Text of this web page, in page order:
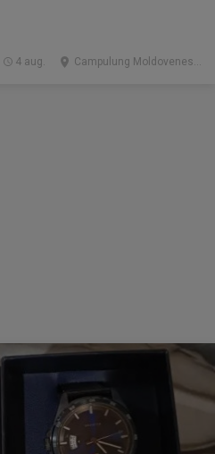
Campulung Moldovenesc, SV
4 aug.